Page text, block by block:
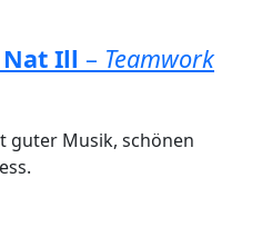
Ill – Teamwork
guter Musik, schönen